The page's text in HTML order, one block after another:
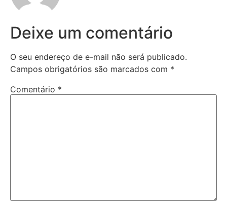
Deixe um comentário
O seu endereço de e-mail não será publicado.
Campos obrigatórios são marcados com *
Comentário *